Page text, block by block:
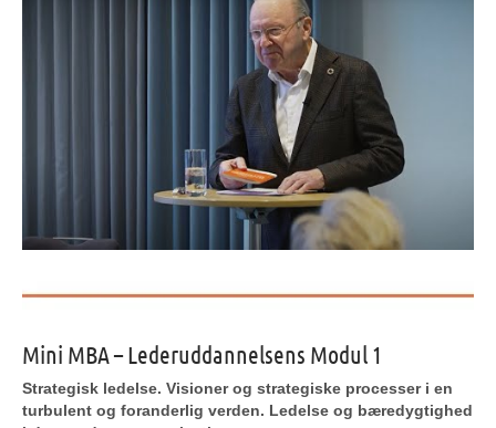
Mini MBA – Lederuddannelsens Modul 1
Strategisk ledelse. Visioner og strategiske processer i en
turbulent og foranderlig verden. Ledelse og bæredygtighed